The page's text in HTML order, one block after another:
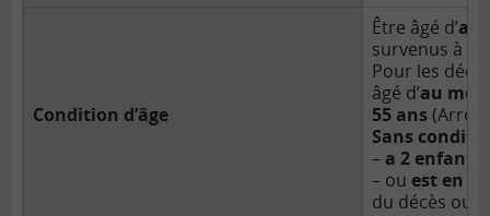
Condition d’âge
Être âgé d’au
survenus à
Pour les
âgé d’au
55 ans (Arrco)
Sans
– a 2 enfants
– ou est en
du décès ou